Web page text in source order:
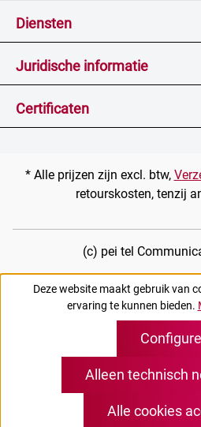
Diensten
Juridische informatie
Certificaten
* Alle prijzen zijn excl. btw,
retourskosten, tenzij
(c) pei tel
Deze website maakt gebruik van
ervaring te kunnen bieden.
Alleen technisch
Alle cookies